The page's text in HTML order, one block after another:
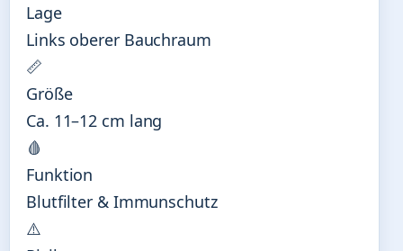
Lage
Links oberer Bauchraum
📏
Größe
Ca. 11–12 cm lang
🩸
Funktion
Blutfilter & Immunschutz
⚠️